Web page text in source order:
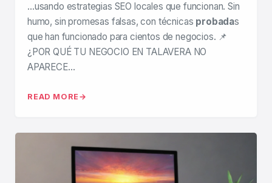
…usando estrategias SEO locales que funcionan. Sin
humo, sin promesas falsas, con técnicas probadas
que han funcionado para cientos de negocios. 📌
¿POR QUÉ TU NEGOCIO EN TALAVERA NO
APARECE…
READ MORE